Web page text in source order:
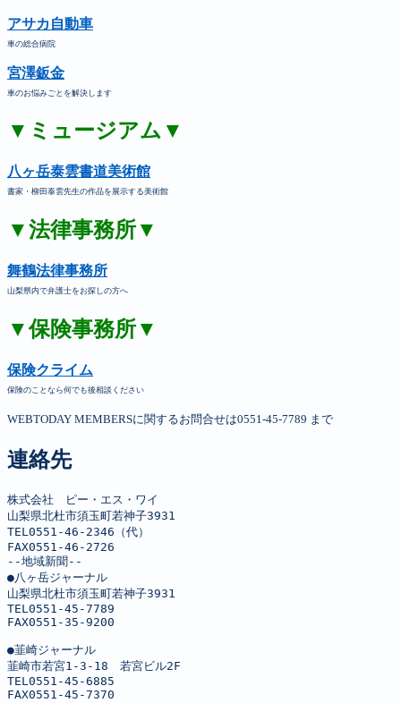
アサカ自動車
車の総合病院
宮澤鈑金
車のお悩みごとを解決します
▼ミュージアム▼
八ヶ岳泰雲書道美術館
書家・柳田泰雲先生の作品を展示する美術館
▼法律事務所▼
舞鶴法律事務所
山梨県内で弁護士をお探しの方へ
▼保険事務所▼
保険クライム
保険のことなら何でも後相談ください
WEBTODAY MEMBERSに関するお問合せは0551-45-7789 まで
連絡先
株式会社　ピー・エス・ワイ
山梨県北杜市須玉町若神子3931
TEL0551-46-2346（代）
FAX0551-46-2726
--地域新聞--
●八ヶ岳ジャーナル
山梨県北杜市須玉町若神子3931
TEL0551-45-7789
FAX0551-35-9200
●韮崎ジャーナル
韮崎市若宮1-3-18　若宮ビル2F
TEL0551-45-6885
FAX0551-45-7370